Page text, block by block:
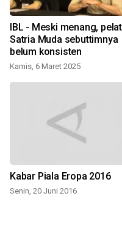
IBL - Meski menang,
Satria Muda sebuttimnya
belum konsisten
Kamis, 6 Maret 2025
Kabar Piala Eropa 2016
Senin, 20 Juni 2016